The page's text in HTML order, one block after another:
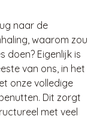
naar de
waarom zou
doen? Eigenlijk is
van ons, in het
onze volledige
Dit zorgt
met veel